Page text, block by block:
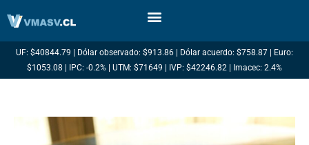
UF: $40844.79 | Dólar observado: $913.86 | Dólar acuerdo: $758.87 | Euro:
$1053.08 | IPC: -0.2% | UTM: $71649 | IVP: $42246.82 | Imacec: 2.4%